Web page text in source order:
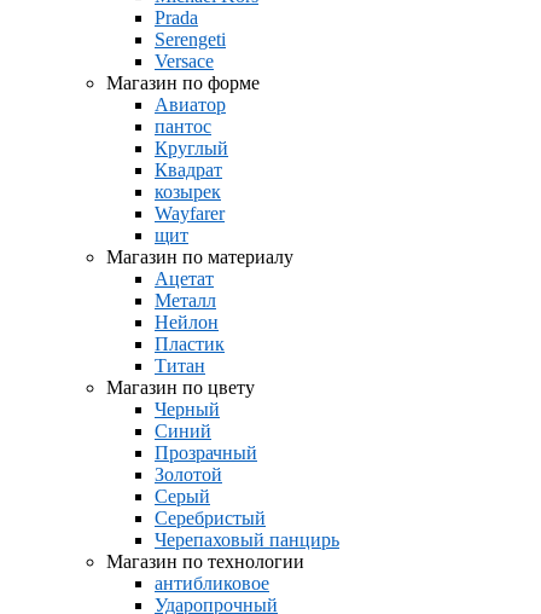
Prada
Serengeti
Versace
Магазин по форме
Авиатор
пантос
Круглый
Квадрат
козырек
Wayfarer
щит
Магазин по материалу
Ацетат
Металл
Нейлон
Пластик
Титан
Магазин по цвету
Черный
Синий
Прозрачный
Золотой
Серый
Серебристый
Черепаховый панцирь
Магазин по технологии
антибликовое
Ударопрочный